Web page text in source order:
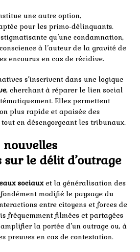
une autre option,
pour les primo-délinquants.
qu’une condamnation,
à l’auteur de la gravité de
encourus en cas de récidive.
s’inscrivent dans une logique
, cherchant à réparer le lien social
Elles permettent
plus rapide et apaisée des
en désengorgeant les tribunaux.
nouvelles
le délit d’outrage
sociaux et la généralisation des
modifié le paysage du
entre citoyens et forces de
fréquemment filmées et partagées
la portée d’un outrage ou, à
preuves en cas de contestation.